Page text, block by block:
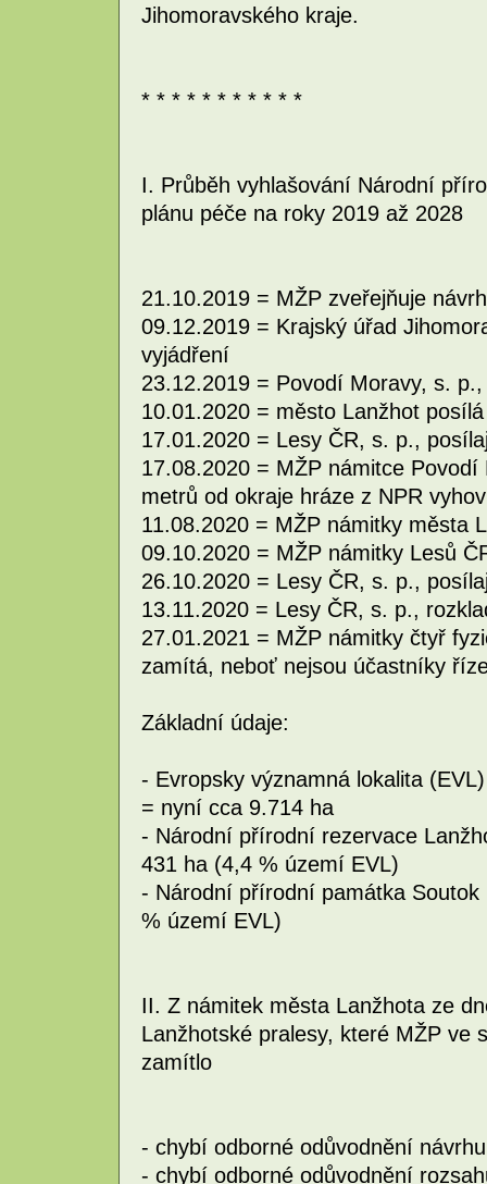
Jihomoravského kraje.
* * * * * * * * * * *
I. Průběh vyhlašování Národní
plánu péče na roky 2019 až 2028
21.10.2019 = MŽP zveřejňuje
09.12.2019 = Krajský úřad
vyjádření
23.12.2019 = Povodí Moravy, s.
10.01.2020 = město Lanžhot
17.01.2020 = Lesy ČR, s. p.,
17.08.2020 = MŽP námitce
metrů od okraje hráze z NPR
11.08.2020 = MŽP námitky města
09.10.2020 = MŽP námitky Lesů
26.10.2020 = Lesy ČR, s. p.,
13.11.2020 = Lesy ČR, s. p.,
27.01.2021 = MŽP námitky čtyř
zamítá, neboť nejsou účastníky
Základní údaje:
- Evropsky významná lokalita
= nyní cca 9.714 ha
- Národní přírodní rezervace
431 ha (4,4 % území EVL)
- Národní přírodní památka
% území EVL)
II. Z námitek města Lanžhota ze
Lanžhotské pralesy, které MŽP ve
zamítlo
- chybí odborné odůvodnění návrhu
- chybí odborné odůvodnění